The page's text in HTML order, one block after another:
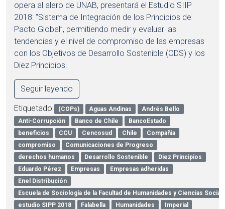
opera al alero de UNAB, presentará el Estudio SIIP
2018: “Sistema de Integración de los Principios de
Pacto Global”, permitiendo medir y evaluar las
tendencias y el nivel de compromiso de las empresas
con los Objetivos de Desarrollo Sostenible (ODS) y los
Diez Principios.
Seguir leyendo
Etiquetado (COPs) Aguas Andinas
Andrés Bello
Anti-Corrupción
Banco de Chile
BancoEstado
beneficios
CCU Cencosud Chile
Compañia
compromiso
Comunicaciones de Progreso
derechos humanos
Desarrollo Sostenible
Diez Principios
Eduardo Pérez
Empresas
Empresas adheridas
Enel Distribución
Escuela de Sociología de la Facultad de Humanidades y Ciencias
estudio SIPP 2018
Falabella Humanidades
Imperial